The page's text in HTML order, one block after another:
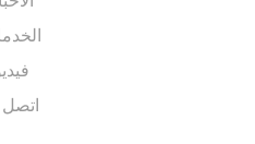
الخدمات
اتصل بنا